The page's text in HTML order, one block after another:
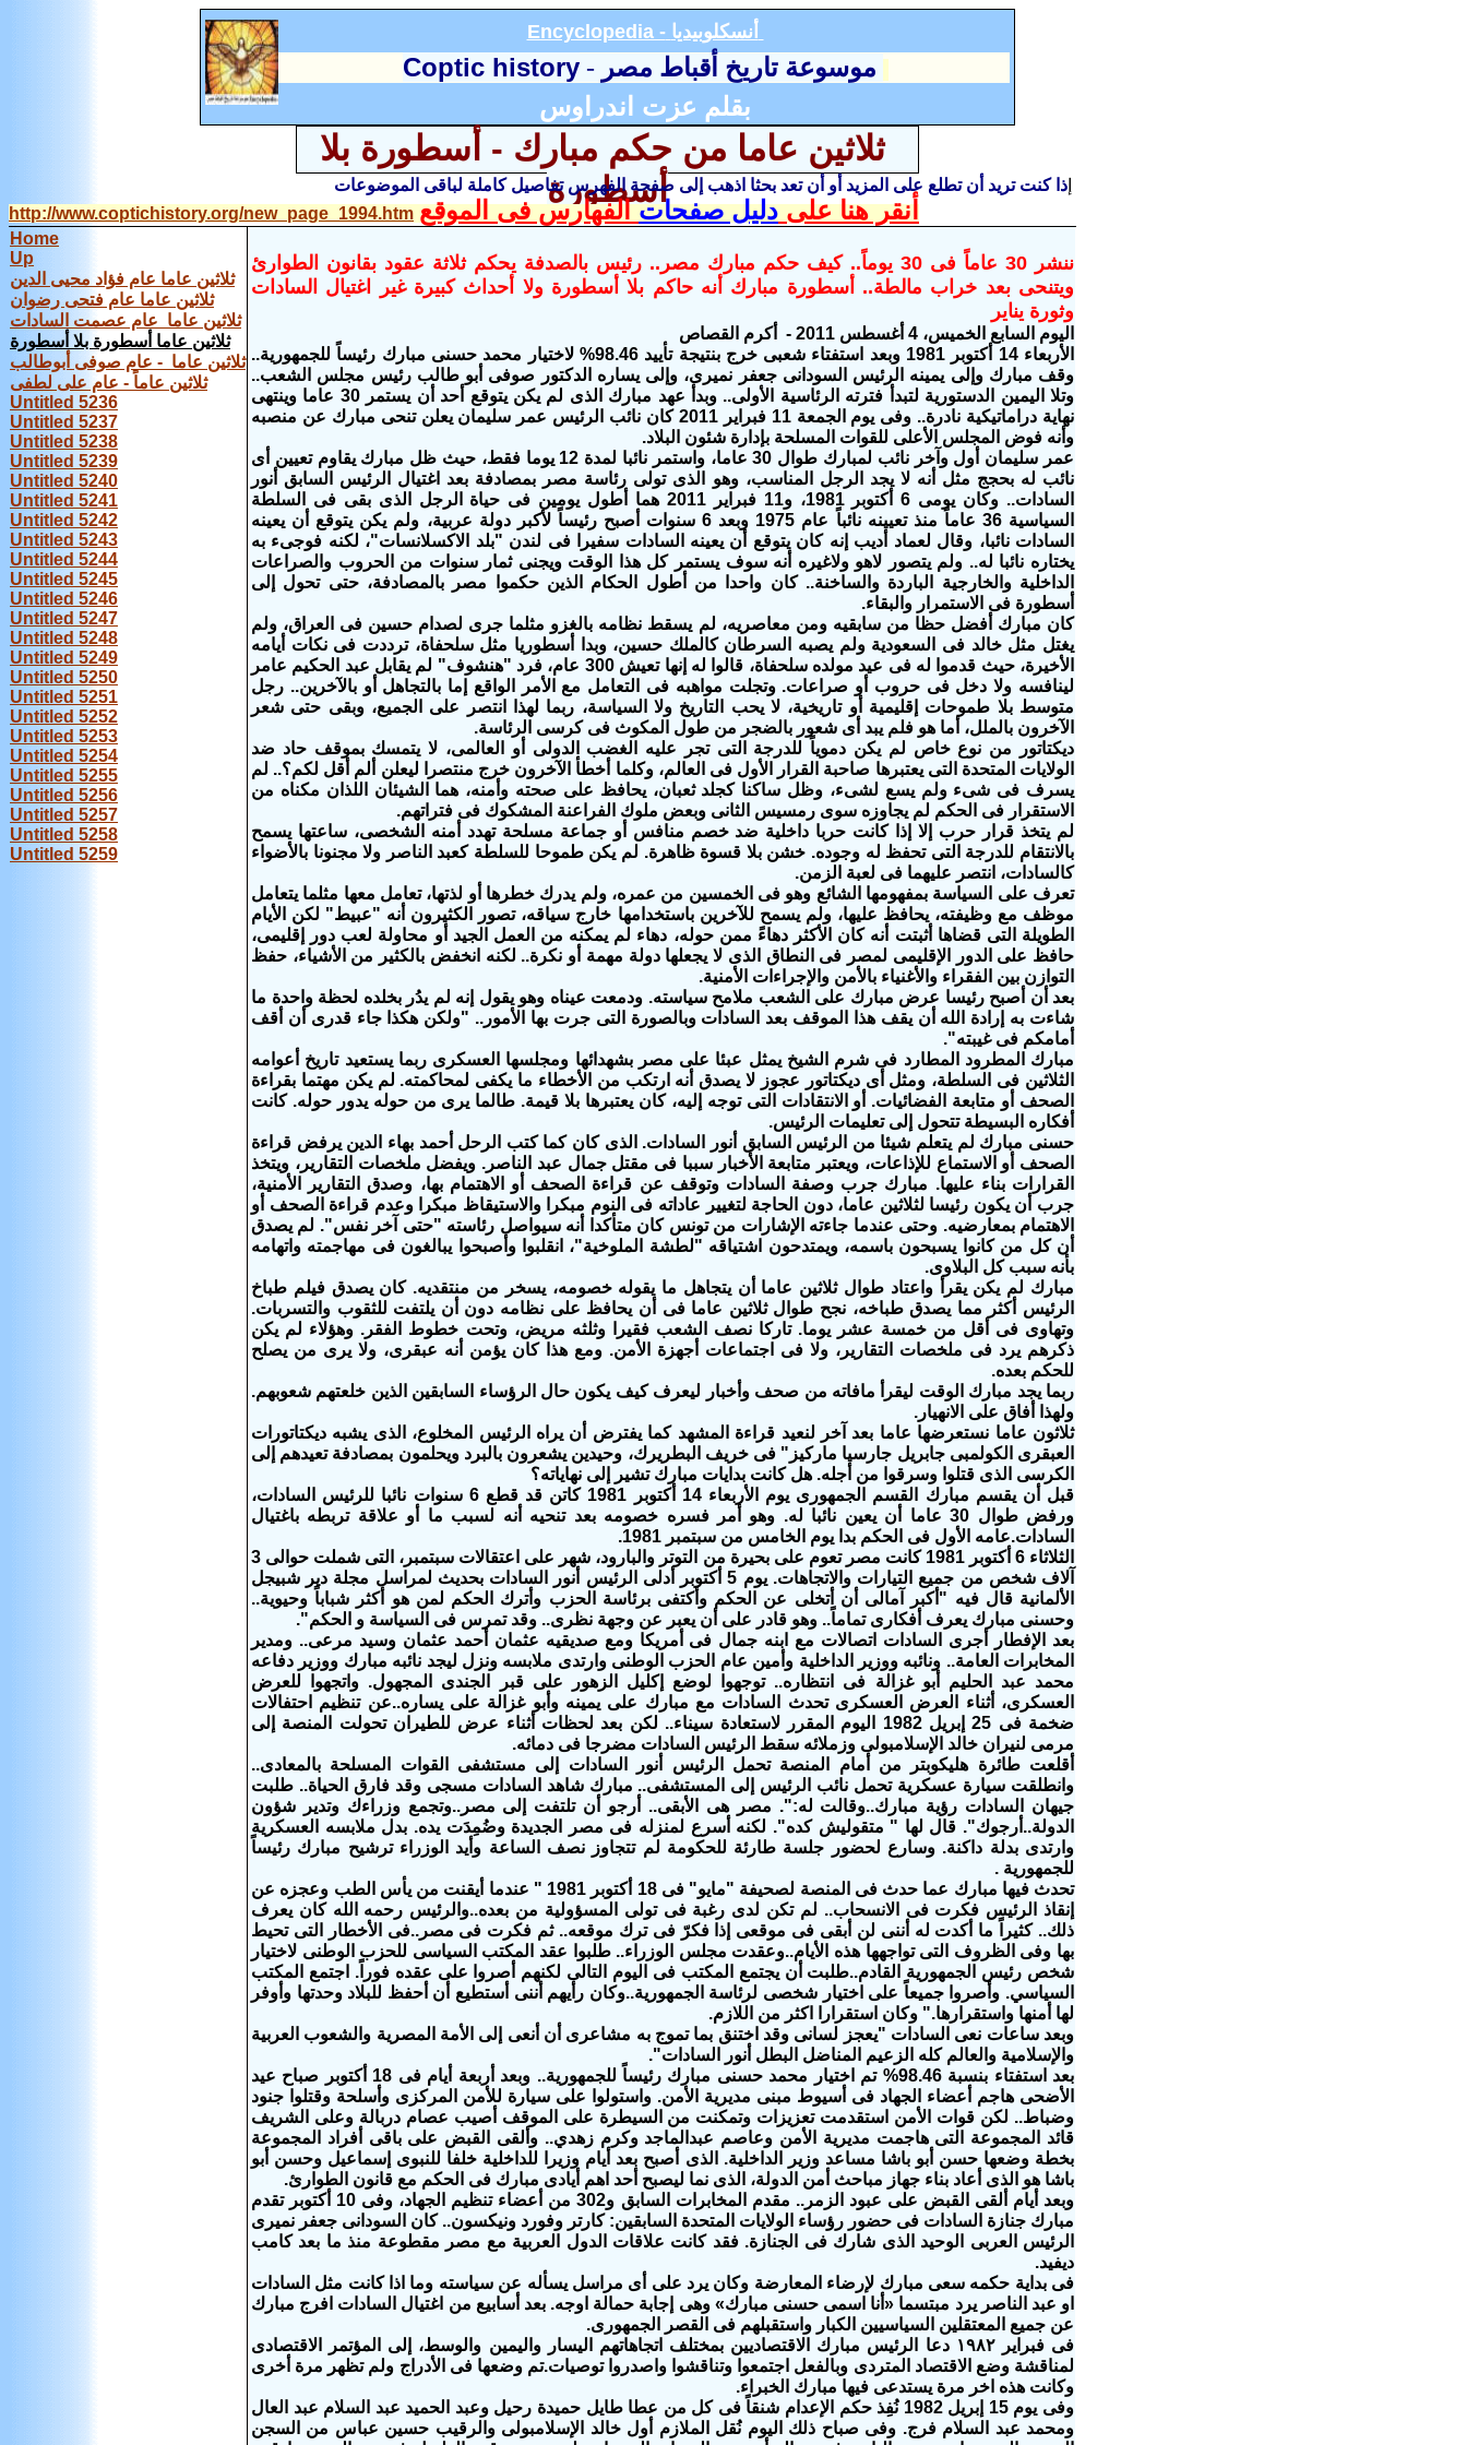
Encyclopedia - أنسكلوبيديا
موسوعة تاريخ أقباط مصر-
Coptic history
بقلم عزت اندراوس
ثلاثين عاما من حكم مبارك - أسطورة بلا
أسطورة
ذا كنت تريد أن تطلع على المزيد أو أن تعد بحثا اذهب إلى صفحة الفهرس تفاصيل كاملة لباقى الموضوعات
أنقر هنا علىدليل صفحاتالفهارس فى الموقع http://www.coptichistory.org/new_page_1994.htm
Home
Up
ثلاثين عاما عام فؤاد محيى الدين
ثلاثين عاما عام فتحى رضوان
ثلاثين عاما عام عصمت السادات
ثلاثين عاما أسطورة بلا أسطورة
ثلاثين عاما - عام صوفى أبوطالب
ثلاثين عاماً - عام على لطفى
Untitled 5236
Untitled 5237
Untitled 5238
Untitled 5239
Untitled 5240
Untitled 5241
Untitled 5242
Untitled 5243
Untitled 5244
Untitled 5245
Untitled 5246
Untitled 5247
Untitled 5248
Untitled 5249
Untitled 5250
Untitled 5251
Untitled 5252
Untitled 5253
Untitled 5254
Untitled 5255
Untitled 5256
Untitled 5257
Untitled 5258
Untitled 5259
ننشر 30 عاماً فى 30 يوماً.. كيف حكم مبارك مصر.. رئيس بالصدفة يحكم ثلاثة عقود بقانون الطوارئ
ويتنحى بعد خراب مالطة.. أسطورة مبارك أنه حاكم بلا أسطورة ولا أحداث كبيرة غير اغتيال السادات
وثورة يناير
اليوم السابع الخميس، 4 أغسطس 2011 - أكرم القصاص
الأربعاء 14 أكتوبر 1981 وبعد استفتاء شعبى خرج بنتيجة تأييد 98.46% لاختيار محمد حسنى مبارك رئيساً للجمهورية..
وقف مبارك وإلى يمينه الرئيس السودانى جعفر نميرى، وإلى يساره الدكتور صوفى أبو طالب رئيس مجلس الشعب..
وتلا اليمين الدستورية لتبدأ فترته الرئاسية الأولى.. وبدأ عهد مبارك الذى لم يكن يتوقع أحد أن يستمر 30 عاما وينتهى
نهاية دراماتيكية نادرة.. وفى يوم الجمعة 11 فبراير 2011 كان نائب الرئيس عمر سليمان يعلن تنحى مبارك عن منصبه
وأنه فوض المجلس الأعلى للقوات المسلحة بإدارة شئون البلاد.
عمر سليمان أول وآخر نائب لمبارك طوال 30 عاما، واستمر نائبا لمدة 12 يوما فقط، حيث ظل مبارك يقاوم تعيين أى
نائب له بحجج مثل أنه لا يجد الرجل المناسب، وهو الذى تولى رئاسة مصر بمصادفة بعد اغتيال الرئيس السابق أنور
السادات.. وكان يومى 6 أكتوبر 1981، و11 فبراير 2011 هما أطول يومين فى حياة الرجل الذى بقى فى السلطة
السياسية 36 عاماً منذ تعيينه نائباً عام 1975 وبعد 6 سنوات أصبح رئيساً لأكبر دولة عربية، ولم يكن يتوقع أن يعينه
السادات نائبا، وقال لعماد أديب إنه كان يتوقع أن يعينه السادات سفيرا فى لندن "بلد الاكسلانسات"، لكنه فوجىء به
يختاره نائبا له.. ولم يتصور لاهو ولاغيره أنه سوف يستمر كل هذا الوقت ويجنى ثمار سنوات من الحروب والصراعات
الداخلية والخارجية الباردة والساخنة.. كان واحدا من أطول الحكام الذين حكموا مصر بالمصادفة، حتى تحول إلى
أسطورة فى الاستمرار والبقاء.
كان مبارك أفضل حظا من سابقيه ومن معاصريه، لم يسقط نظامه بالغزو مثلما جرى لصدام حسين فى العراق، ولم
يغتل مثل خالد فى السعودية ولم يصبه السرطان كالملك حسين، وبدا أسطوريا مثل سلحفاة، ترددت فى نكات أيامه
الأخيرة، حيث قدموا له فى عيد مولده سلحفاة، قالوا له إنها تعيش 300 عام، فرد "هنشوف" لم يقابل عبد الحكيم عامر
لينافسه ولا دخل فى حروب أو صراعات. وتجلت مواهبه فى التعامل مع الأمر الواقع إما بالتجاهل أو بالآخرين.. رجل
متوسط بلا طموحات إقليمية أو تاريخية، لا يحب التاريخ ولا السياسة، ربما لهذا انتصر على الجميع، وبقى حتى شعر
الآخرون بالملل، أما هو فلم يبد أى شعور بالضجر من طول المكوث فى كرسى الرئاسة.
ديكتاتور من نوع خاص لم يكن دموياً للدرجة التى تجر عليه الغضب الدولى أو العالمى، لا يتمسك بموقف حاد ضد
الولايات المتحدة التى يعتبرها صاحبة القرار الأول فى العالم، وكلما أخطأ الآخرون خرج منتصرا ليعلن ألم أقل لكم؟.. لم
يسرف فى شىء ولم يسع لشىء، وظل ساكنا كجلد ثعبان، يحافظ على صحته وأمنه، هما الشيئان اللذان مكناه من
الاستقرار فى الحكم لم يجاوزه سوى رمسيس الثانى وبعض ملوك الفراعنة المشكوك فى فتراتهم.
لم يتخذ قرار حرب إلا إذا كانت حربا داخلية ضد خصم منافس أو جماعة مسلحة تهدد أمنه الشخصى، ساعتها يسمح
بالانتقام للدرجة التى تحفظ له وجوده. خشن بلا قسوة ظاهرة. لم يكن طموحا للسلطة كعبد الناصر ولا مجنونا بالأضواء
كالسادات، انتصر عليهما فى لعبة الزمن.
تعرف على السياسة بمفهومها الشائع وهو فى الخمسين من عمره، ولم يدرك خطرها أو لذتها، تعامل معها مثلما يتعامل
موظف مع وظيفته، يحافظ عليها، ولم يسمح للآخرين باستخدامها خارج سياقه، تصور الكثيرون أنه "عبيط" لكن الأيام
الطويلة التى قضاها أثبتت أنه كان الأكثر دهاءً ممن حوله، دهاء لم يمكنه من العمل الجيد أو محاولة لعب دور إقليمى،
حافظ على الدور الإقليمى لمصر فى النطاق الذى لا يجعلها دولة مهمة أو نكرة.. لكنه انخفض بالكثير من الأشياء، حفظ
التوازن بين الفقراء والأغنياء بالأمن والإجراءات الأمنية.
بعد أن أصبح رئيسا عرض مبارك على الشعب ملامح سياسته. ودمعت عيناه وهو يقول إنه لم يدُر بخلده لحظة واحدة ما
شاءت به إرادة الله أن يقف هذا الموقف بعد السادات وبالصورة التى جرت بها الأمور.. "ولكن هكذا جاء قدرى أن أقف
أمامكم فى غيبته".
مبارك المطرود المطارد فى شرم الشيخ يمثل عبئا على مصر بشهدائها ومجلسها العسكرى ربما يستعيد تاريخ أعوامه
الثلاثين فى السلطة، ومثل أى ديكتاتور عجوز لا يصدق أنه ارتكب من الأخطاء ما يكفى لمحاكمته. لم يكن مهتما بقراءة
الصحف أو متابعة الفضائيات. أو الانتقادات التى توجه إليه، كان يعتبرها بلا قيمة. طالما يرى من حوله يدور حوله. كانت
أفكاره البسيطة تتحول إلى تعليمات الرئيس.
حسنى مبارك لم يتعلم شيئا من الرئيس السابق أنور السادات. الذى كان كما كتب الرحل أحمد بهاء الدين يرفض قراءة
الصحف أو الاستماع للإذاعات، ويعتبر متابعة الأخبار سببا فى مقتل جمال عبد الناصر. ويفضل ملخصات التقارير، ويتخذ
القرارات بناء عليها. مبارك جرب وصفة السادات وتوقف عن قراءة الصحف أو الاهتمام بها، وصدق التقارير الأمنية،
جرب أن يكون رئيسا لثلاثين عاما، دون الحاجة لتغيير عاداته فى النوم مبكرا والاستيقاظ مبكرا وعدم قراءة الصحف أو
الاهتمام بمعارضيه. وحتى عندما جاءته الإشارات من تونس كان متأكدا أنه سيواصل رئاسته "حتى آخر نفس". لم يصدق
أن كل من كانوا يسبحون باسمه، ويمتدحون اشتياقه "لطشة الملوخية"، انقلبوا وأصبحوا يبالغون فى مهاجمته واتهامه
بأنه سبب كل البلاوى.
مبارك لم يكن يقرأ واعتاد طوال ثلاثين عاما أن يتجاهل ما يقوله خصومه، يسخر من منتقديه. كان يصدق فيلم طباخ
الرئيس أكثر مما يصدق طباخه، نجح طوال ثلاثين عاما فى أن يحافظ على نظامه دون أن يلتفت للثقوب والتسربات.
وتهاوى فى أقل من خمسة عشر يوما. تاركا نصف الشعب فقيرا وثلثه مريض، وتحت خطوط الفقر. وهؤلاء لم يكن
ذكرهم يرد فى ملخصات التقارير، ولا فى اجتماعات أجهزة الأمن. ومع هذا كان يؤمن أنه عبقرى، ولا يرى من يصلح
للحكم بعده.
ربما يجد مبارك الوقت ليقرأ مافاته من صحف وأخبار ليعرف كيف يكون حال الرؤساء السابقين الذين خلعتهم شعوبهم.
ولهذا أفاق على الانهيار.
ثلاثون عاما نستعرضها عاما بعد آخر لنعيد قراءة المشهد كما يفترض أن يراه الرئيس المخلوع، الذى يشبه ديكتاتورات
العبقرى الكولمبى جابريل جارسيا ماركيز" فى خريف البطريرك، وحيدين يشعرون بالبرد ويحلمون بمصادفة تعيدهم إلى
الكرسى الذى قتلوا وسرقوا من أجله. هل كانت بدايات مبارك تشير إلى نهاياته؟
قبل أن يقسم مبارك القسم الجمهورى يوم الأربعاء 14 أكتوبر 1981 كاتن قد قطع 6 سنوات نائبا للرئيس السادات،
ورفض طوال 30 عاما أن يعين نائبا له. وهو أمر فسره خصومه بعد تنحيه أنه لسبب ما أو علاقة تربطه باغتيال
السادات.عامه الأول فى الحكم بدا يوم الخامس من سبتمبر 1981.
الثلاثاء 6 أكتوبر 1981 كانت مصر تعوم على بحيرة من التوتر والبارود، شهر على اعتقالات سبتمبر، التى شملت حوالى 3
آلاف شخص من جميع التيارات والاتجاهات. يوم 5 أكتوبر أدلى الرئيس أنور السادات بحديث لمراسل مجلة دير شبيجل
الألمانية قال فيه "أكبر آمالى أن أتخلى عن الحكم وأكتفى برئاسة الحزب وأترك الحكم لمن هو أكثر شباباً وحيوية..
وحسنى مبارك يعرف أفكارى تماماً.. وهو قادر على أن يعبر عن وجهة نظرى.. وقد تمرس فى السياسة و الحكم".
بعد الإفطار أجرى السادات اتصالات مع ابنه جمال فى أمريكا ومع صديقيه عثمان أحمد عثمان وسيد مرعى.. ومدير
المخابرات العامة.. ونائبه ووزير الداخلية وأمين عام الحزب الوطنى وارتدى ملابسه ونزل ليجد نائبه مبارك ووزير دفاعه
محمد عبد الحليم أبو غزالة فى انتظاره.. توجهوا لوضع إكليل الزهور على قبر الجندى المجهول. واتجهوا للعرض
العسكرى، أثناء العرض العسكرى تحدث السادات مع مبارك على يمينه وأبو غزالة على يساره..عن تنظيم احتفالات
ضخمة فى 25 إبريل 1982 اليوم المقرر لاستعادة سيناء.. لكن بعد لحظات أثناء عرض للطيران تحولت المنصة إلى
مرمى لنيران خالد الإسلامبولى وزملائه سقط الرئيس السادات مضرجا فى دمائه.
أقلعت طائرة هليكوبتر من أمام المنصة تحمل الرئيس أنور السادات إلى مستشفى القوات المسلحة بالمعادى..
وانطلقت سيارة عسكرية تحمل نائب الرئيس إلى المستشفى.. مبارك شاهد السادات مسجى وقد فارق الحياة.. طلبت
جيهان السادات رؤية مبارك..وقالت له:". مصر هى الأبقى.. أرجو أن تلتفت إلى مصر..وتجمع وزراءك وتدير شؤون
الدولة..أرجوك". قال لها " متقوليش كده". لكنه أسرع لمنزله فى مصر الجديدة وضُمِدَت يده. بدل ملابسه العسكرية
وارتدى بدلة داكنة. وسارع لحضور جلسة طارئة للحكومة لم تتجاوز نصف الساعة وأيد الوزراء ترشيح مبارك رئيساً
للجمهورية .
تحدث فيها مبارك عما حدث فى المنصة لصحيفة "مايو" فى 18 أكتوبر 1981 " عندما أيقنت من يأس الطب وعجزه عن
إنقاذ الرئيس فكرت فى الانسحاب.. لم تكن لدى رغبة فى تولى المسؤولية من بعده..والرئيس رحمه الله كان يعرف
ذلك.. كثيراً ما أكدت له أننى لن أبقى فى موقعى إذا فكرّ فى ترك موقعه.. ثم فكرت فى مصر..فى الأخطار التى تحيط
بها وفى الظروف التى تواجهها هذه الأيام..وعقدت مجلس الوزراء.. طلبوا عقد المكتب السياسى للحزب الوطنى لاختيار
شخص رئيس الجمهورية القادم..طلبت أن يجتمع المكتب فى اليوم التالى لكنهم أصروا على عقده فوراً. اجتمع المكتب
السياسي. وأصروا جميعاً على اختيار شخصى لرئاسة الجمهورية..وكان رأيهم أننى أستطيع أن أحفظ للبلاد وحدتها وأوفر
لها أمنها واستقرارها." وكان استقرارا اكثر من اللازم.
وبعد ساعات نعى السادات "يعجز لسانى وقد اختنق بما تموج به مشاعرى أن أنعى إلى الأمة المصرية والشعوب العربية
والإسلامية والعالم كله الزعيم المناضل البطل أنور السادات".
بعد استفتاء بنسبة 98.46% تم اختيار محمد حسنى مبارك رئيساً للجمهورية.. وبعد أربعة أيام فى 18 أكتوبر صباح عيد
الأضحى هاجم أعضاء الجهاد فى أسيوط مبنى مديرية الأمن. واستولوا على سيارة للأمن المركزى وأسلحة وقتلوا جنود
وضباط.. لكن قوات الأمن استقدمت تعزيزات وتمكنت من السيطرة على الموقف أصيب عصام دربالة وعلى الشريف
قائد المجموعة التى هاجمت مديرية الأمن وعاصم عبدالماجد وكرم زهدي.. وألقى القبض على باقى أفراد المجموعة
بخطة وضعها حسن أبو باشا مساعد وزير الداخلية. الذى أصبح بعد أيام وزيرا للداخلية خلفا للنبوى إسماعيل وحسن أبو
باشا هو الذى أعاد بناء جهاز مباحث أمن الدولة، الذى نما ليصبح أحد اهم أيادى مبارك فى الحكم مع قانون الطوارئ.
وبعد أيام ألقى القبض على عبود الزمر.. مقدم المخابرات السابق و302 من أعضاء تنظيم الجهاد، وفى 10 أكتوبر تقدم
مبارك جنازة السادات فى حضور رؤساء الولايات المتحدة السابقين: كارتر وفورد ونيكسون.. كان السودانى جعفر نميرى
الرئيس العربى الوحيد الذى شارك فى الجنازة. فقد كانت علاقات الدول العربية مع مصر مقطوعة منذ ما بعد كامب
ديفيد.
فى بداية حكمه سعى مبارك لإرضاء المعارضة وكان يرد على أى مراسل يسأله عن سياسته وما اذا كانت مثل السادات
او عبد الناصر يرد مبتسما «أنا اسمى حسنى مبارك» وهى إجابة حمالة اوجه. بعد أسابيع من اغتيال السادات افرج مبارك
عن جميع المعتقلين السياسيين الكبار واستقبلهم فى القصر الجمهورى.
فى فبراير ١٩٨٢ دعا الرئيس مبارك الاقتصاديين بمختلف اتجاهاتهم اليسار واليمين والوسط، إلى المؤتمر الاقتصادى
لمناقشة وضع الاقتصاد المتردى وبالفعل اجتمعوا وتناقشوا واصدروا توصيات.تم وضعها فى الأدراج ولم تظهر مرة أخرى
وكانت هذه اخر مرة يستدعى فيها مبارك الخبراء.
وفى يوم 15 إبريل 1982 نُفِذ حكم الإعدام شنقاً فى كل من عطا طايل حميدة رحيل وعبد الحميد عبد السلام عبد العال
ومحمد عبد السلام فرج. وفى صباح ذلك اليوم نُقل الملازم أول خالد الإسلامبولى والرقيب حسين عباس من السجن